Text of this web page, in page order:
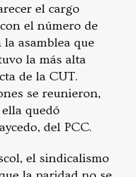
el cargo
el número de
asamblea que
la más alta
de la CUT.
se reunieron,
quedó
del PCC.
el sindicalismo